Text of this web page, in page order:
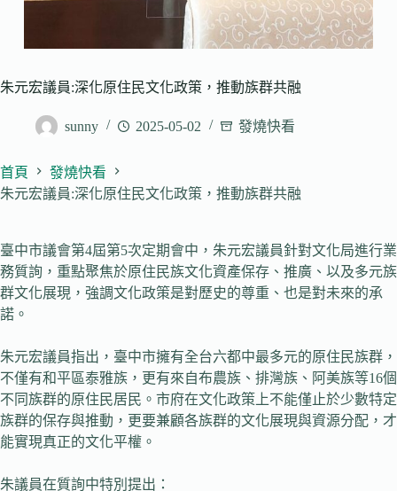
朱元宏議員:深化原住民文化政策，推動族群共融
sunny 2025-05-02 發燒快看
首頁
發燒快看
朱元宏議員:深化原住民文化政策，推動族群共融
臺中市議會第4屆第5次定期會中，朱元宏議員針對文化局進行業
務質詢，重點聚焦於原住民族文化資產保存、推廣、以及多元族
群文化展現，強調文化政策是對歷史的尊重、也是對未來的承
諾。
朱元宏議員指出，臺中市擁有全台六都中最多元的原住民族群，
不僅有和平區泰雅族，更有來自布農族、排灣族、阿美族等16個
不同族群的原住民居民。市府在文化政策上不能僅止於少數特定
族群的保存與推動，更要兼顧各族群的文化展現與資源分配，才
能實現真正的文化平權。
朱議員在質詢中特別提出：